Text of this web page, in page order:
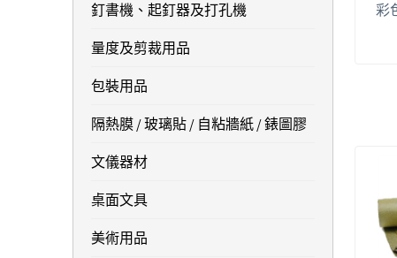
彩
釘書機、起釘器及打孔機
量度及剪裁用品
包裝用品
隔熱膜 / 玻璃貼 / 自粘牆紙 / 錶圖膠
文儀器材
桌面文具
美術用品